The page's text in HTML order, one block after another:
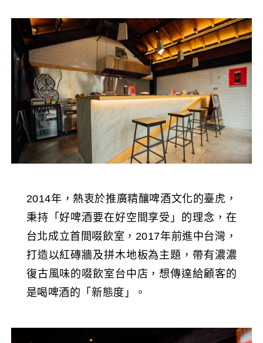
2014年，熱衷於推廣精釀啤酒文化的臺虎，
秉持「好啤酒要在好空間享受」的理念，在
台北成立首間啜飲室，2017年前進中台灣，
打造以紅磚牆及拼木地板為主題，帶有濃濃
復古風味的啜飲室台中店，想傳達給顧客的
是喝啤酒的「新態度」。